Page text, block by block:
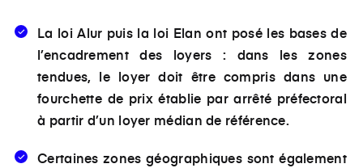
La loi Alur puis la loi Elan ont posé les bases de
l’encadrement des loyers : dans les zones
tendues, le loyer doit être compris dans une
fourchette de prix établie par arrêté préfectoral
à partir d’un loyer médian de référence.
Certaines zones géographiques sont également